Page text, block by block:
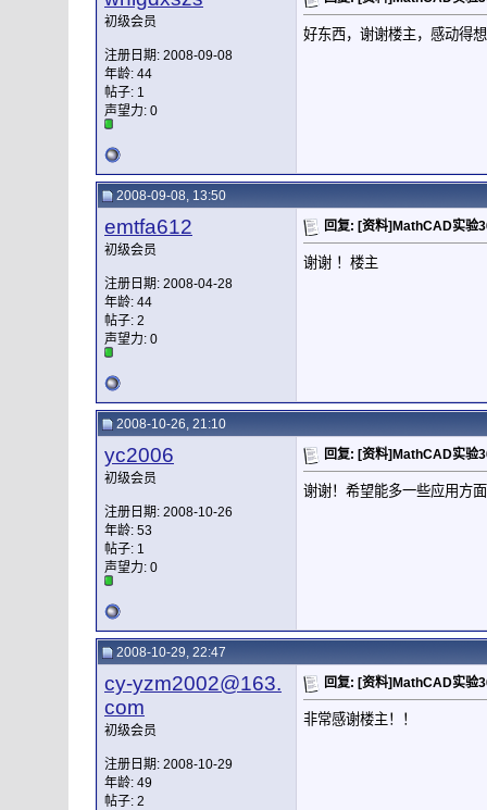
初级会员
注册日期: 2008-09-08
年龄: 44
帖子: 1
声望力: 0
好东西，谢谢楼主，感动得
2008-09-08, 13:50
emtfa612
初级会员
注册日期: 2008-04-28
年龄: 44
帖子: 2
声望力: 0
回复: [资料]MathCAD实验
谢谢 ！楼主
2008-10-26, 21:10
yc2006
初级会员
注册日期: 2008-10-26
年龄: 53
帖子: 1
声望力: 0
回复: [资料]MathCAD实验
谢谢！希望能多一些应用方
2008-10-29, 22:47
cy-yzm2002@163.
com
初级会员
注册日期: 2008-10-29
年龄: 49
帖子: 2
回复: [资料]MathCAD实验
非常感谢楼主！！